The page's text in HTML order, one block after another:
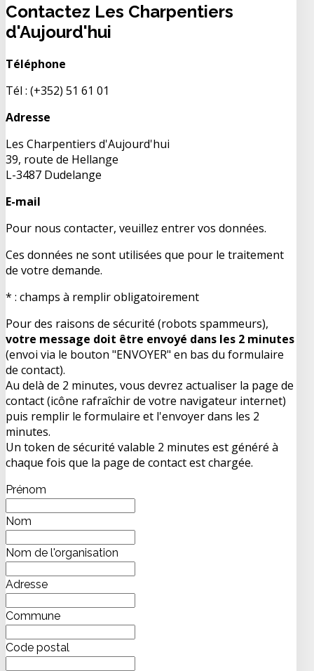
Contactez Les Charpentiers
d'Aujourd'hui
Téléphone
Tél : (+352) 51 61 01
Adresse
Les Charpentiers d'Aujourd'hui
39, route de Hellange
L-3487 Dudelange
E-mail
Pour nous contacter, veuillez entrer vos données.
Ces données ne sont utilisées que pour le traitement
de votre demande.
* : champs à remplir obligatoirement
Pour des raisons de sécurité (robots spammeurs),
votre message doit être envoyé dans les 2 minutes
(envoi via le bouton "ENVOYER" en bas du formulaire
de contact).
Au delà de 2 minutes, vous devrez actualiser la page de
contact (icône rafraîchir de votre navigateur internet)
puis remplir le formulaire et l'envoyer dans les 2
minutes.
Un token de sécurité valable 2 minutes est généré à
chaque fois que la page de contact est chargée.
Prénom
Nom
Nom de l'organisation
Adresse
Commune
Code postal